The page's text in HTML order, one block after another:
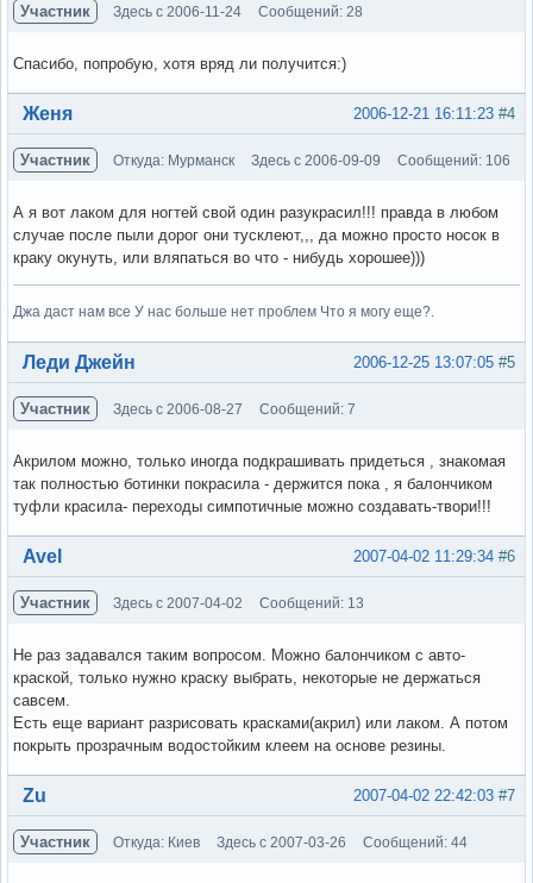
Участник Здесь с 2006-11-24 Сообщений: 28
Спасибо, попробую, хотя вряд ли получится:)
Вне форума #4
2006-12-21 16:11:23
Женя
Участник Откуда: Мурманск Здесь с 2006-09-09 Сообщений: 106
А я вот лаком для ногтей свой один разукрасил!!! правда в любом
случае после пыли дорог они тусклеют,,, да можно просто носок в
краку окунуть, или вляпаться во что - нибудь хорошее)))
Джа даст нам все У нас больше нет проблем Что я могу еще?.
Вне форума #5
2006-12-25 13:07:05
Леди Джейн
Участник Здесь с 2006-08-27 Сообщений: 7
Акрилом можно, только иногда подкрашивать придеться , знакомая
так полностью ботинки покрасила - держится пока , я балончиком
туфли красила- переходы симпотичные можно создавать-твори!!!
Вне форума #6
2007-04-02 11:29:34
Avel
Участник Здесь с 2007-04-02 Сообщений: 13
Не раз задавался таким вопросом. Можно балончиком с авто-
краской, только нужно краску выбрать, некоторые не держаться
савсем.
Есть еще вариант разрисовать красками(акрил) или лаком. А потом
покрыть прозрачным водостойким клеем на основе резины.
Вне форума #7
2007-04-02 22:42:03
Zu
Участник Откуда: Киев Здесь с 2007-03-26 Сообщений: 44